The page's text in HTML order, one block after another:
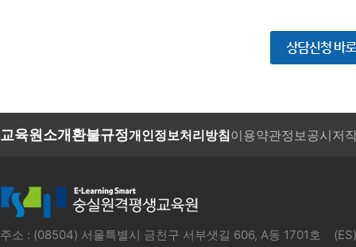
교육원소개 환불규정개인정보처리방침이용약관정보공시저
주소 : (08504) 서울특별시 금천구 서부샛길 606, A동 1701호